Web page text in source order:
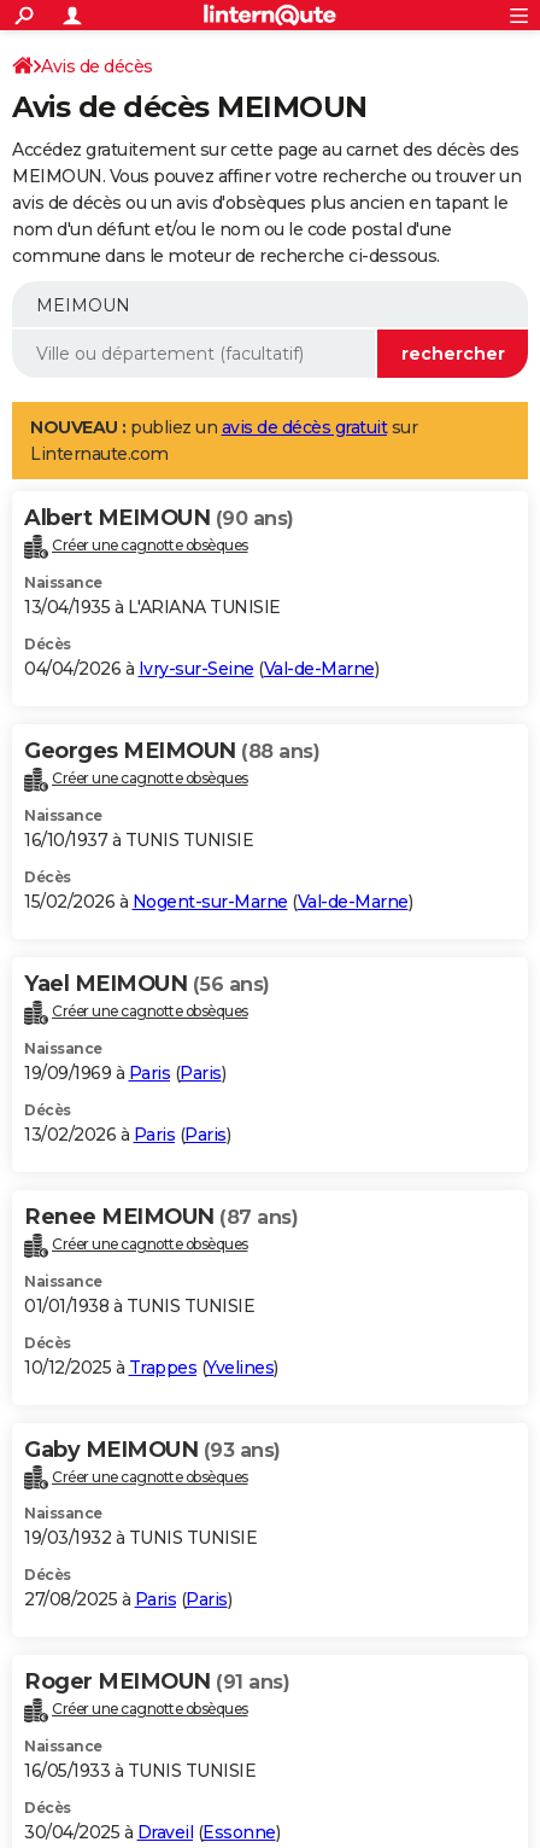
ACTUALITÉS
Politique
Société
Faits Divers
Education
Monde
Villes
+
SPORT
Coupe du monde 2026
Football
Tennis
Cyclisme
Rugby
Forum
Programme TV
TNT
Streaming
Cinéma
Sorties cinéma
Musique
+
FINANCE
Retraite
Epargne
Immobilier
Risques naturels par ville
Banque
Assurance
AUTO
Essais
Réserver un essai
Citadines
Berlines
SUV
Forum auto
+
Mobiles
Meilleur smartphone
Internet
Ordinateurs
Jeux vidéo
Guide high-tech
Aménagement intérieur
LIFESTYLE
Art de vivre
Bien-être
Loisirs
Mode
Modes de vie
Alimentation
Guide de la santé
Maladies
Médicaments
Sommeil
VOYAGE
Destinations
City break
Voyage nature
Voyage de noces
Forum
Climat
+PHOTO
GUIDES D'ACHAT
BONS PLANS
Carte de Noël
Carte Bonne année
Carte Saint-Valentin
Carte Pâques
Carte d'anniversaire
DICTIONNAIRE
Dictionnaire
Biographies
Citations
Expressions
Proverbes
PROGRAMME TV
S'inscrire
Se connecter
Lycées
Collèges
Primaires
Universités
Entreprises
Service militaire
Avis de recherche
AVIS DE DÉCÈS
Bricolage
Lifestyle
Culture
Sport
Auto
Television
Voyage
Cinema
Avis de décès
Avis de décès MEIMOUN
Accédez gratuitement sur cette page au carnet des décès des
MEIMOUN. Vous pouvez affiner votre recherche ou trouver un
avis de décès ou un avis d'obsèques plus ancien en tapant le
nom d'un défunt et/ou le nom ou le code postal d'une
commune dans le moteur de recherche ci-dessous.
NOUVEAU : publiez un avis de décès gratuitsur
Linternaute.com
Albert MEIMOUN (90 ans)
Créer une cagnotte obsèques
Naissance
13/04/1935 à L'ARIANA TUNISIE
Décès
04/04/2026 à Ivry-sur-Seine (Val-de-Marne)
Georges MEIMOUN (88 ans)
Créer une cagnotte obsèques
Naissance
16/10/1937 à TUNIS TUNISIE
Décès
15/02/2026 à Nogent-sur-Marne (Val-de-Marne)
Yael MEIMOUN (56 ans)
Créer une cagnotte obsèques
Naissance
19/09/1969 à Paris (Paris)
Décès
13/02/2026 à Paris (Paris)
Renee MEIMOUN (87 ans)
Créer une cagnotte obsèques
Naissance
01/01/1938 à TUNIS TUNISIE
Décès
10/12/2025 à Trappes (Yvelines)
Gaby MEIMOUN (93 ans)
Créer une cagnotte obsèques
Naissance
19/03/1932 à TUNIS TUNISIE
Décès
27/08/2025 à Paris (Paris)
Roger MEIMOUN (91 ans)
Créer une cagnotte obsèques
Naissance
16/05/1933 à TUNIS TUNISIE
Décès
30/04/2025 à Draveil (Essonne)